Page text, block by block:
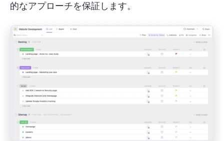
的なアプローチを保証します。